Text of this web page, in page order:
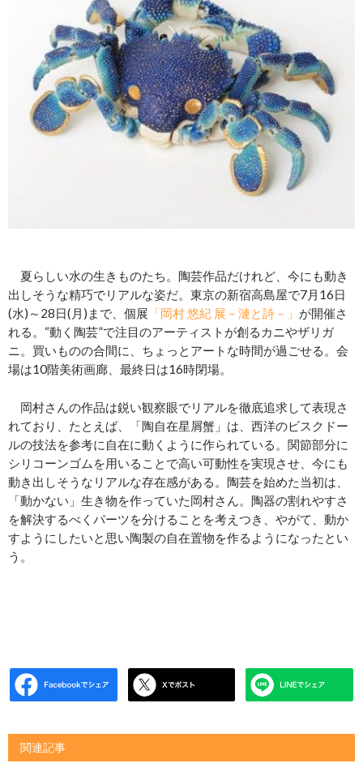
夏らしい水の生きものたち。陶芸作品だけれど、今にも動き
出しそうな精巧でリアルな姿だ。東京の新宿高島屋で7月16日
(水)～28日(月)まで、個展 「岡村 悠紀 展－漣と詩－」 が開催さ
れる。“動く陶芸”で注目のアーティストが創るカニやザリガ
ニ。買いものの合間に、ちょっとアートな時間が過ごせる。会
場は10階美術画廊、最終日は16時閉場。
岡村さんの作品は鋭い観察眼でリアルを徹底追求して表現さ
れており、たとえば、「陶自在星屑蟹」は、西洋のビスクドー
ルの技法を参考に自在に動くように作られている。関節部分に
シリコーンゴムを用いることで高い可動性を実現させ、今にも
動き出しそうなリアルな存在感がある。陶芸を始めた当初は、
「動かない」生き物を作っていた岡村さん。陶器の割れやすさ
を解決するべくパーツを分けることを考えつき、やがて、動か
すようにしたいと思い陶製の自在置物を作るようになったとい
う。
関連記事